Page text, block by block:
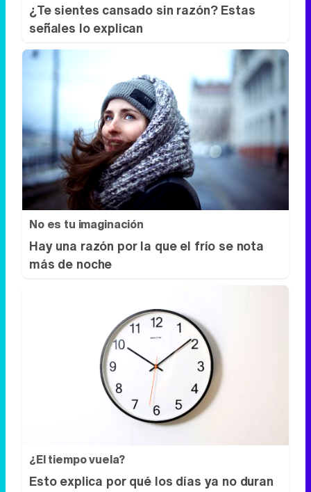
¿Te sientes cansado sin razón? Estas
señales lo explican
No es tu imaginación
Hay una razón por la que el frío se nota
más de noche
¿El tiempo vuela?
Esto explica por qué los días ya no duran